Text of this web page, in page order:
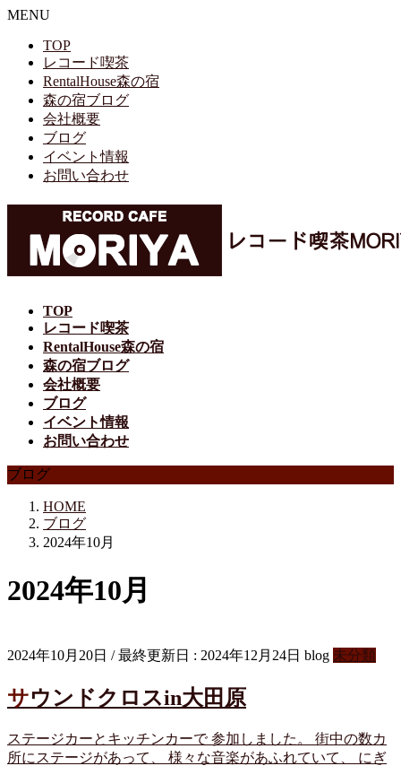
MENU
TOP
レコード喫茶
RentalHouse森の宿
森の宿ブログ
会社概要
ブログ
イベント情報
お問い合わせ
TOP
レコード喫茶
RentalHouse森の宿
森の宿ブログ
会社概要
ブログ
イベント情報
お問い合わせ
ブログ
HOME
ブログ
2024年10月
2024年10月
2024年10月20日 / 最終更新日 : 2024年12月24日 blog 未分類
サウンドクロスin大田原
ステージカーとキッチンカーで 参加しました。 街中の数カ
所にステージがあって、 様々な音楽があふれていて、 にぎ